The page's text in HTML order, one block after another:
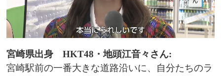
宮崎県出身 HKT48・地頭江音々さん:
宮崎駅前の一番大きな道路沿いに、自分たちのラ